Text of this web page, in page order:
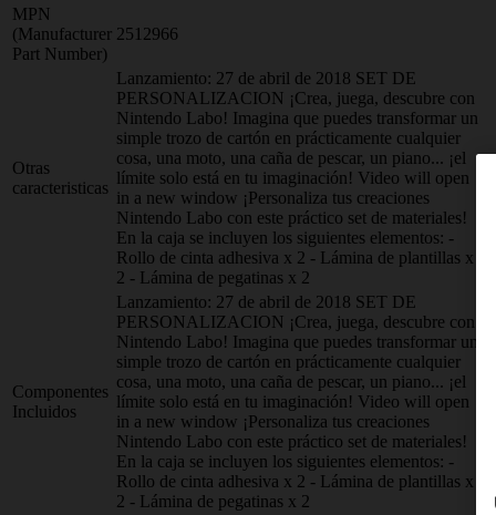
MPN
(Manufacturer
Part Number)
2512966
Otras
caracteristicas
Lanzamiento: 27 de abril de 2018 SET DE
PERSONALIZACION ¡Crea, juega, descubre con
Nintendo Labo! Imagina que puedes transformar un
simple trozo de cartón en prácticamente cualquier
cosa, una moto, una caña de pescar, un piano... ¡el
límite solo está en tu imaginación! Video will open
in a new window ¡Personaliza tus creaciones
Nintendo Labo con este práctico set de materiales!
En la caja se incluyen los siguientes elementos: -
Rollo de cinta adhesiva x 2 - Lámina de plantillas x
2 - Lámina de pegatinas x 2
Componentes
Incluidos
Lanzamiento: 27 de abril de 2018 SET DE
PERSONALIZACION ¡Crea, juega, descubre con
Nintendo Labo! Imagina que puedes transformar un
simple trozo de cartón en prácticamente cualquier
cosa, una moto, una caña de pescar, un piano... ¡el
límite solo está en tu imaginación! Video will open
in a new window ¡Personaliza tus creaciones
Nintendo Labo con este práctico set de materiales!
En la caja se incluyen los siguientes elementos: -
Rollo de cinta adhesiva x 2 - Lámina de plantillas x
2 - Lámina de pegatinas x 2